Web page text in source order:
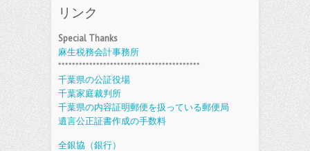
リンク
Special Thanks
麻生税務会計事務所
*****************************************
千葉県の公証役場
千葉家庭裁判所
千葉県の内容証明郵便を扱っている郵便局
遺言公正証書作成の手数料
全銀協（銀行）